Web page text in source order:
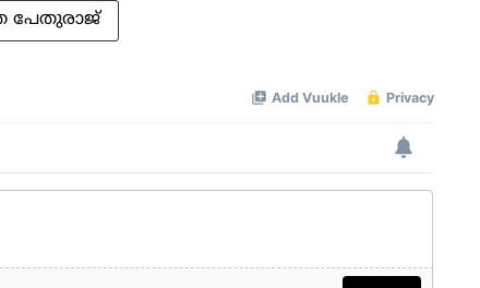
പേതുരാജ്